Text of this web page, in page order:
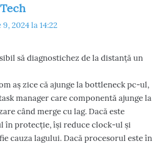
e
2024 la 14:22
să diagnostichez de la distanță un
aș zice că ajunge la bottleneck pc-ul,
manager care componentă ajunge la
când merge cu lag. Dacă este
în protecție, își reduce clock-ul și
cauza lagului. Dacă procesorul este în